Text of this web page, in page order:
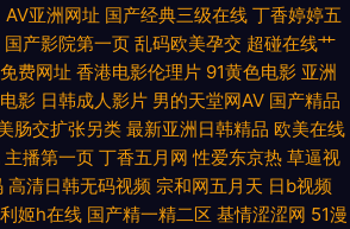
免费国产 亚洲精品日韩专 成人免费观看网 噜噜噜
看视频 精品一区二区免费视频 台湾中文 97色97
夜伦理 91黑人探花 国产一区日韩二区欧美 日韩电
飘花电影网手机版观看 伊人中文字幕在线观看 国
AV亚洲网址 国产经典三级在线 丁香婷婷五
国产影院第一页 乱码欧美孕交 超碰在线艹
费网址 香港电影伦理片 91黄色电影 亚洲
影 日韩成人影片 男的天堂网AV 国产精品
肠交扩张另类 最新亚洲日韩精品 欧美在线
主播第一页 丁香五月网 性爱东京热 草逼视
高清日韩无码视频 宗和网五月天 日b视频
姬h在线 国产精一精二区 基情涩涩网 51漫